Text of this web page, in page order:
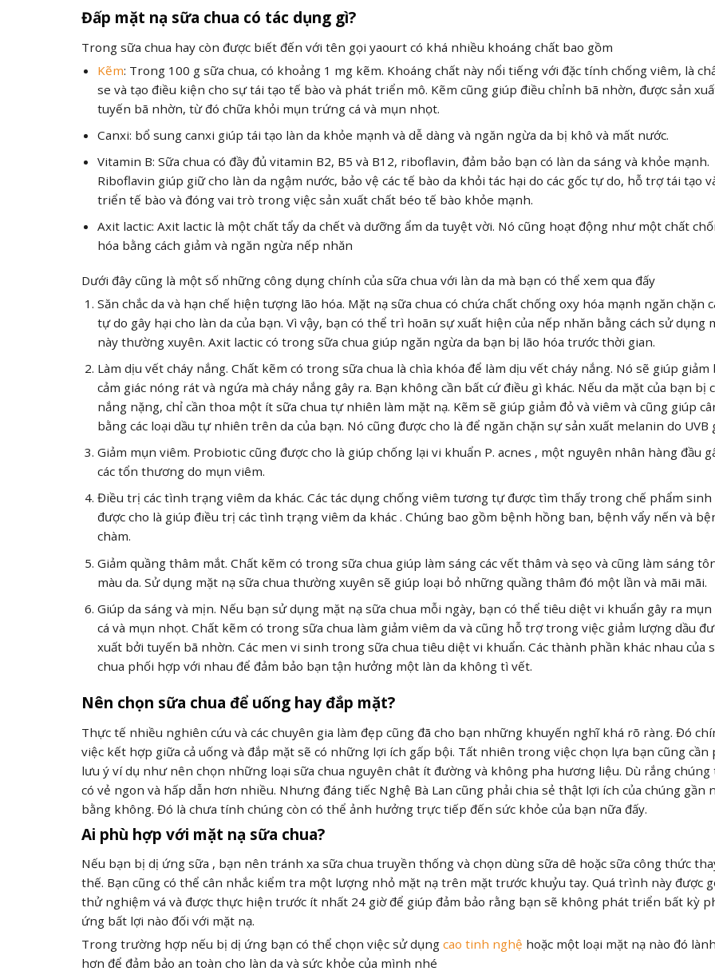
Đấp mặt nạ sữa chua có tác dụng gì?
Trong sữa chua hay còn được biết đến với tên gọi yaourt có khá nhiều khoáng chất bao gồm
Kẽm: Trong 100 g sữa chua, có khoảng 1 mg kẽm. Khoáng chất này nổi tiếng với đặc tính chống viêm, là
se và tạo điều kiện cho sự tái tạo tế bào và phát triển mô. Kẽm cũng giúp điều chỉnh bã nhờn, được sản
tuyến bã nhờn, từ đó chữa khỏi mụn trứng cá và mụn nhọt.
Canxi: bổ sung canxi giúp tái tạo làn da khỏe mạnh và dễ dàng và ngăn ngừa da bị khô và mất nước.
Vitamin B: Sữa chua có đầy đủ vitamin B2, B5 và B12, riboflavin, đảm bảo bạn có làn da sáng và khỏe mạnh.
Riboflavin giúp giữ cho làn da ngậm nước, bảo vệ các tế bào da khỏi tác hại do các gốc tự do, hỗ trợ tái tạo
triển tế bào và đóng vai trò trong việc sản xuất chất béo tế bào khỏe mạnh.
Axit lactic: Axit lactic là một chất tẩy da chết và dưỡng ẩm da tuyệt vời. Nó cũng hoạt động như một chất
hóa bằng cách giảm và ngăn ngừa nếp nhăn
Dưới đây cũng là một số những công dụng chính của sữa chua với làn da mà bạn có thể xem qua đấy
Săn chắc da và hạn chế hiện tượng lão hóa. Mặt nạ sữa chua có chứa chất chống oxy hóa mạnh ngăn chặn
tự do gây hại cho làn da của bạn. Vì vậy, bạn có thể trì hoãn sự xuất hiện của nếp nhăn bằng cách sử dụng
này thường xuyên. Axit lactic có trong sữa chua giúp ngăn ngừa da bạn bị lão hóa trước thời gian.
Làm dịu vết cháy nắng. Chất kẽm có trong sữa chua là chìa khóa để làm dịu vết cháy nắng. Nó sẽ giúp giảm
cảm giác nóng rát và ngứa mà cháy nắng gây ra. Bạn không cần bất cứ điều gì khác. Nếu da mặt của bạn bị
nắng nặng, chỉ cần thoa một ít sữa chua tự nhiên làm mặt nạ. Kẽm sẽ giúp giảm đỏ và viêm và cũng giúp
bằng các loại dầu tự nhiên trên da của bạn. Nó cũng được cho là để ngăn chặn sự sản xuất melanin do UVB
Giảm mụn viêm. Probiotic cũng được cho là giúp chống lại vi khuẩn P. acnes , một nguyên nhân hàng đầu
các tổn thương do mụn viêm.
Điều trị các tình trạng viêm da khác. Các tác dụng chống viêm tương tự được tìm thấy trong chế phẩm sinh
được cho là giúp điều trị các tình trạng viêm da khác . Chúng bao gồm bệnh hồng ban, bệnh vẩy nến và
chàm.
Giảm quầng thâm mắt. Chất kẽm có trong sữa chua giúp làm sáng các vết thâm và sẹo và cũng làm sáng
màu da. Sử dụng mặt nạ sữa chua thường xuyên sẽ giúp loại bỏ những quầng thâm đó một lần và mãi mãi.
Giúp da sáng và mịn. Nếu bạn sử dụng mặt nạ sữa chua mỗi ngày, bạn có thể tiêu diệt vi khuẩn gây ra
cá và mụn nhọt. Chất kẽm có trong sữa chua làm giảm viêm da và cũng hỗ trợ trong việc giảm lượng dầu
xuất bởi tuyến bã nhờn. Các men vi sinh trong sữa chua tiêu diệt vi khuẩn. Các thành phần khác nhau của
chua phối hợp với nhau để đảm bảo bạn tận hưởng một làn da không tì vết.
Nên chọn sữa chua để uống hay đắp mặt?
Thực tế nhiều nghiên cứu và các chuyên gia làm đẹp cũng đã cho bạn những khuyến nghĩ khá rõ ràng. Đó
việc kết hợp giữa cả uống và đắp mặt sẽ có những lợi ích gấp bội. Tất nhiên trong việc chọn lựa bạn cũng cần
lưu ý ví dụ như nên chọn những loại sữa chua nguyên chât ít đường và không pha hương liệu. Dù rắng
có vẻ ngon và hấp dẫn hơn nhiều. Nhưng đáng tiếc Nghệ Bà Lan cũng phải chia sẻ thật lợi ích của chúng gần
bằng không. Đó là chưa tính chúng còn có thể ảnh hưởng trực tiếp đến sức khỏe của bạn nữa đấy.
Ai phù hợp với mặt nạ sữa chua?
Nếu bạn bị dị ứng sữa , bạn nên tránh xa sữa chua truyền thống và chọn dùng sữa dê hoặc sữa công thức
thế. Bạn cũng có thể cân nhắc kiểm tra một lượng nhỏ mặt nạ trên mặt trước khuỷu tay. Quá trình này được
thử nghiệm vá và được thực hiện trước ít nhất 24 giờ để giúp đảm bảo rằng bạn sẽ không phát triển bất kỳ
ứng bất lợi nào đối với mặt nạ.
Trong trường hợp nếu bị dị ứng bạn có thể chọn việc sử dụng cao tinh nghệ hoặc một loại mặt nạ nào đó
hơn để đảm bảo an toàn cho làn da và sức khỏe của mình nhé